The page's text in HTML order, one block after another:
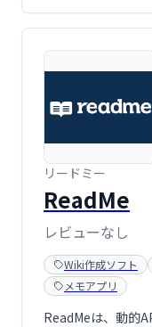
リードミー
ReadMe
レビューなし
Wiki作成ソフト
メモアプリ
ReadMeは、動的